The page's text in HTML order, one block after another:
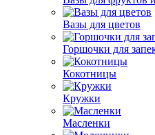
Вазы для цветов
Горшочки для
Кокотницы
Кружки
Масленки